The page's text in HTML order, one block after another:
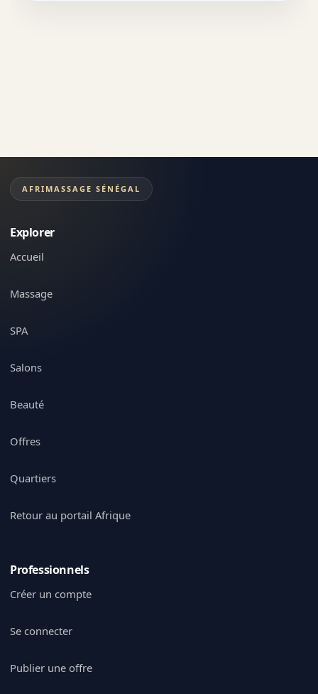
AFRIMASSAGE SÉNÉGAL
Explorer
Accueil
Massage
SPA
Salons
Beauté
Offres
Quartiers
Retour au portail Afrique
Professionnels
Créer un compte
Se connecter
Publier une offre